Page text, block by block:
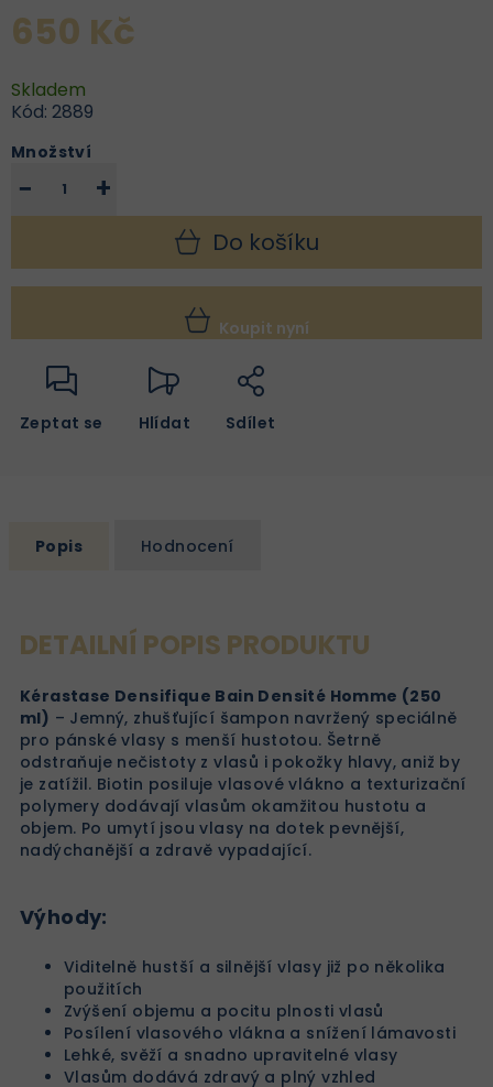
650 Kč
Skladem
Kód: 2889
Množství
+
−
Do košíku
Koupit nyní
Zeptat se Hlídat Sdílet
Popis Hodnocení
DETAILNÍ POPIS PRODUKTU
Kérastase Densifique Bain Densité Homme (250
ml) – Jemný, zhušťující šampon navržený speciálně
pro pánské vlasy s menší hustotou. Šetrně
odstraňuje nečistoty z vlasů i pokožky hlavy, aniž by
je zatížil. Biotin posiluje vlasové vlákno a texturizační
polymery dodávají vlasům okamžitou hustotu a
objem. Po umytí jsou vlasy na dotek pevnější,
nadýchanější a zdravě vypadající.
Výhody:
Viditelně hustší a silnější vlasy již po několika
použitích
Zvýšení objemu a pocitu plnosti vlasů
Posílení vlasového vlákna a snížení lámavosti
Lehké, svěží a snadno upravitelné vlasy
Vlasům dodává zdravý a plný vzhled